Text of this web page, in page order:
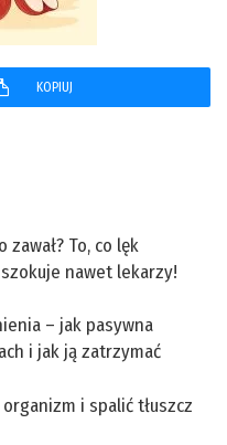
KOPIUJ
To, co lęk
nawet lekarzy!
– jak pasywna
i jak ją zatrzymać
i spalić tłuszcz